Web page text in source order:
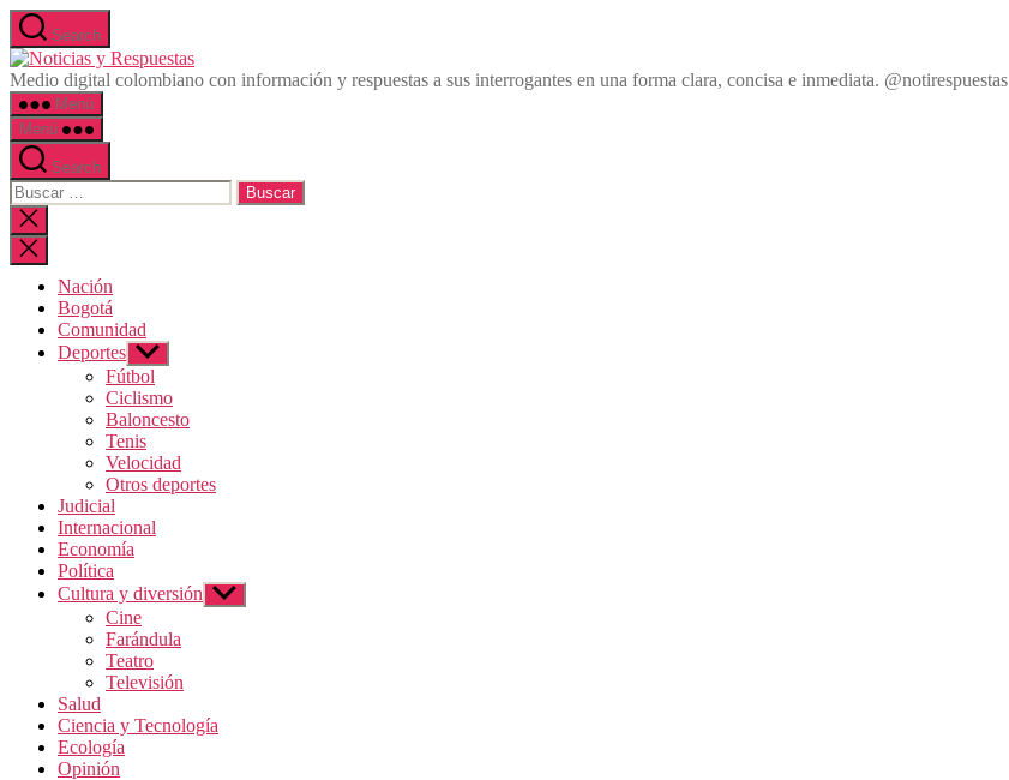
Saltar
al
contenido
Search
Noticias
y
Medio digital colombiano con información y respuestas a sus interrogantes en una forma clara, concisa e inmediata. @notirespuestas
Menú
Menú
Search
Buscar:
Cerrar
la
búsqueda
Nación
Bogotá
Comunidad
Deportes Mostrar
el
submenú
Fútbol
Ciclismo
Baloncesto
Tenis
Velocidad
Otros deportes
Judicial
Internacional
Economía
Política
Cultura y diversión Mostrar
el
Cine
Farándula
Teatro
Televisión
Salud
Ciencia y Tecnología
Ecología
Opinión